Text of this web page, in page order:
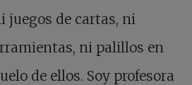
juegos de cartas, ni
ni palillos en
de ellos. Soy profesora